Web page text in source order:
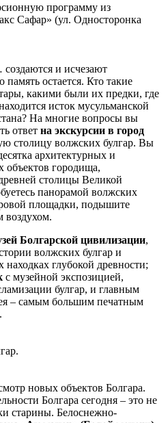
программу из
Сафар» (ул. Односторонка
и исчезают
память остается. Кто такие
какими были их предки, где
исток мусульманской
На многие вопросы вы
ответ на экскурсии в город
столицу волжских булгар. Вы
архитектурных и
объектов городища,
столицы Великой
панорамой волжских
площадки, подышите
воздухом.
Болгарской цивилизации,
волжских булгар и
находках глубокой древности;
с музейной экспозицией,
булгар, и главным
– самым большим печатным
новых объектов Болгара.
Болгара сегодня – это не
старины. Белоснежно-